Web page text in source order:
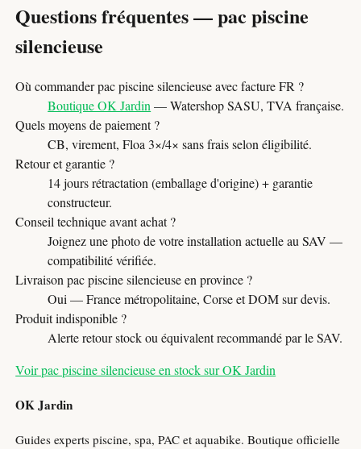
Questions fréquentes — pac piscine
silencieuse
Où commander pac piscine silencieuse avec facture FR ?
Boutique OK Jardin — Watershop SASU, TVA française.
Quels moyens de paiement ?
CB, virement, Floa 3×/4× sans frais selon éligibilité.
Retour et garantie ?
14 jours rétractation (emballage d'origine) + garantie
constructeur.
Conseil technique avant achat ?
Joignez une photo de votre installation actuelle au SAV —
compatibilité vérifiée.
Livraison pac piscine silencieuse en province ?
Oui — France métropolitaine, Corse et DOM sur devis.
Produit indisponible ?
Alerte retour stock ou équivalent recommandé par le SAV.
Voir pac piscine silencieuse en stock sur OK Jardin
OK Jardin
Guides experts piscine, spa, PAC et aquabike. Boutique officielle